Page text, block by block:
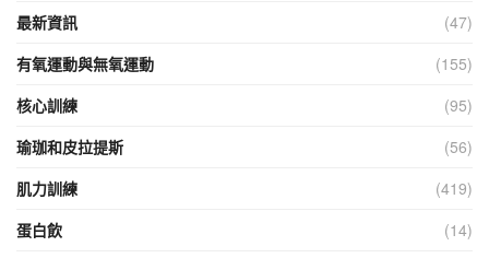
最新資訊
(47)
有氧運動與無氧運動
(155)
核心訓練
(95)
瑜珈和皮拉提斯
(56)
肌力訓練
(419)
蛋白飲
(14)